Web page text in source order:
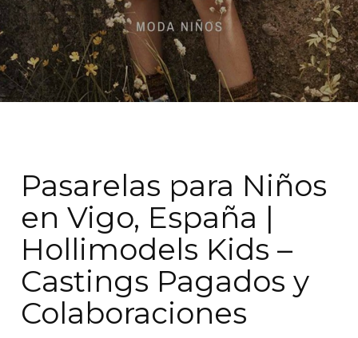
Pasarelas para Niños
en Vigo, España |
Hollimodels Kids –
Castings Pagados y
Colaboraciones